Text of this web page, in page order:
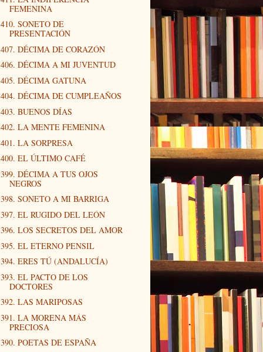
FEMENINA
410. SONETO DE
PRESENTACIÓN
407. DÉCIMA DE CORAZÓN
406. DÉCIMA A MI JUVENTUD
405. DÉCIMA GATUNA
404. DÉCIMA DE CUMPLEAÑOS
403. BUENOS DÍAS
402. LA MENTE FEMENINA
401. LA SORPRESA
400. EL ÚLTIMO CAFÉ
399. DÉCIMA A TUS OJOS
NEGROS
398. SONETO A MI BARRIGA
397. EL RUGIDO DEL LEÓN
396. LOS SECRETOS DEL AMOR
395. EL ETERNO PENSIL
394. ERES TÚ (ANDALUCÍA)
393. EL PACTO DE LOS
DOCTORES
392. LAS MARIPOSAS
391. LA MORENA MÁS
PRECIOSA
390. POETAS DE ESPAÑA